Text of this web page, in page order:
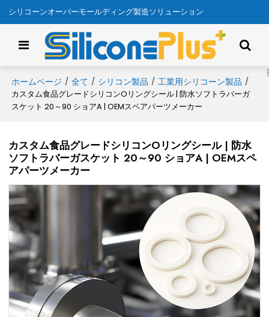
シリコーンオーバーモールディング製造ソリューション
ホームページ / 全て / シリコン製品 / 工業用シリコーン製品 /
カスタム食品グレードシリコンOリングシール | 防水ソフトラバーガ
スケット 20～90 ショアA | OEMスペアパーツメーカー
カスタム食品グレードシリコンOリングシール | 防水
ソフトラバーガスケット 20～90 ショアA | OEMスペ
アパーツメーカー